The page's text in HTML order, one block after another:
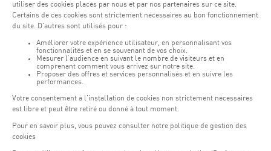
Réservez vos places pour l'édition 2026 des Luxembourg Ladies
Tennis Master ! Angelique Kerber revient défendre son titre.
EN SAVOIR PLUS